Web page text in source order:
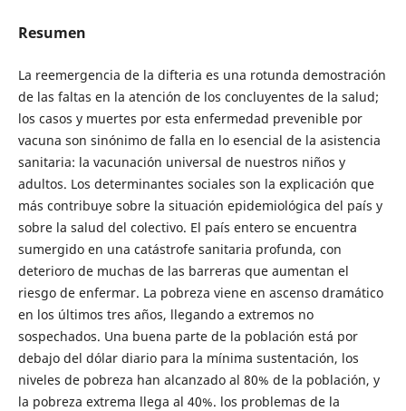
Resumen
La reemergencia de la difteria es una rotunda demostración
de las faltas en la atención de los concluyentes de la salud;
los casos y muertes por esta enfermedad prevenible por
vacuna son sinónimo de falla en lo esencial de la asistencia
sanitaria: la vacunación universal de nuestros niños y
adultos. Los determinantes sociales son la explicación que
más contribuye sobre la situación epidemiológica del país y
sobre la salud del colectivo. El país entero se encuentra
sumergido en una catástrofe sanitaria profunda, con
deterioro de muchas de las barreras que aumentan el
riesgo de enfermar. La pobreza viene en ascenso dramático
en los últimos tres años, llegando a extremos no
sospechados. Una buena parte de la población está por
debajo del dólar diario para la mínima sustentación, los
niveles de pobreza han alcanzado al 80% de la población, y
la pobreza extrema llega al 40%. los problemas de la